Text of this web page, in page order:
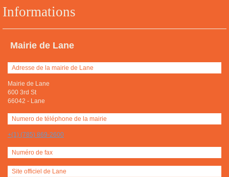
Informations
Mairie de Lane
Adresse de la mairie de Lane
Mairie de Lane
600 3rd St
66042 - Lane
Numero de téléphone de la mairie
+(1) (785) 869-2600
Numéro de fax
Site officiel de Lane